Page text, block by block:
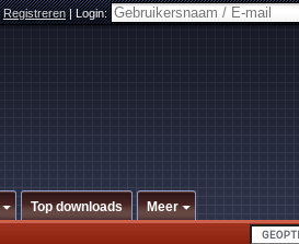
Registreren|Login:
Top downloads Meer